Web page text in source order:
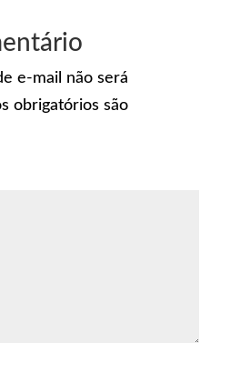
e-mail não será
obrigatórios são